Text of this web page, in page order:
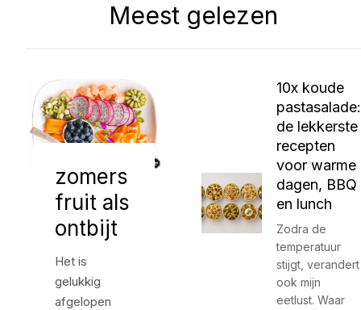
Meest gelezen
zomers
fruit als
ontbijt
Het is
gelukkig
afgelopen
10x koude
pastasalade:
de lekkerste
recepten
voor warme
dagen, BBQ
en lunch
Zodra de
temperatuur
stijgt, verandert
ook mijn
eetlust. Waar